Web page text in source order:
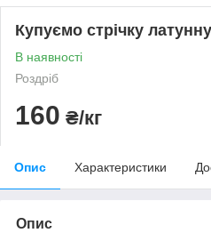
Купуємо стрічку
В наявності
Роздріб
160 ₴/кг
Опис Характеристики
Опис